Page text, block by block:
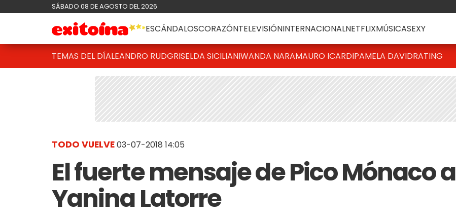
SÁBADO 08 DE AGOSTO DEL 2026
ESCÁNDALOSCORAZÓNTELEVISIÓNINTERNACIONALNETFLIXMÚSICASEXY
TEMAS DEL DÍALEANDRO RUDGRISELDA SICILIANIWANDA NARAMAURO ICARDIPAMELA DAVIDRATING
TODO VUELVE03-07-2018 14:05
El fuerte mensaje de Pico Mónaco a
Yanina Latorre